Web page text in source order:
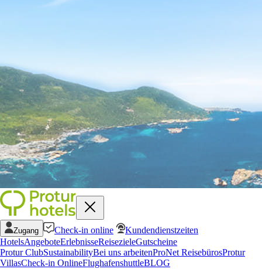
Zugang Check-in online
Kundendienstzeiten
HotelsAngeboteErlebnisseReisezieleGutscheine
Protur ClubSustainabilityBei uns arbeitenProNet ReisebürosProtur
VillasCheck-in OnlineFlughafenshuttleBLOG